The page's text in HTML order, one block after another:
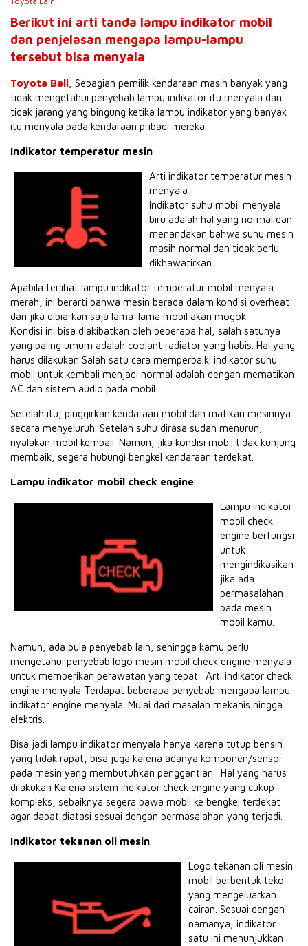
Berikut ini arti tanda lampu indikator mobil
dan penjelasan mengapa lampu-lampu
tersebut bisa menyala
Toyota Bali , Sebagian pemilik kendaraan masih banyak yang
tidak mengetahui penyebab lampu indikator itu menyala dan
tidak jarang yang bingung ketika lampu indikator yang banyak
itu menyala pada kendaraan pribadi mereka.
Indikator temperatur mesin
Arti indikator temperatur mesin
menyala
Indikator suhu mobil menyala
biru adalah hal yang normal dan
menandakan bahwa suhu mesin
masih normal dan tidak perlu
dikhawatirkan.
Apabila terlihat lampu indikator temperatur mobil menyala
merah, ini berarti bahwa mesin berada dalam kondisi overheat
dan jika dibiarkan saja lama-lama mobil akan mogok.
Kondisi ini bisa diakibatkan oleh beberapa hal, salah satunya
yang paling umum adalah coolant radiator yang habis. Hal yang
harus dilakukan Salah satu cara memperbaiki indikator suhu
mobil untuk kembali menjadi normal adalah dengan mematikan
AC dan sistem audio pada mobil.
Setelah itu, pinggirkan kendaraan mobil dan matikan mesinnya
secara menyeluruh. Setelah suhu dirasa sudah menurun,
nyalakan mobil kembali. Namun, jika kondisi mobil tidak kunjung
membaik, segera hubungi bengkel kendaraan terdekat.
Lampu indikator mobil check engine
Lampu indikator
mobil check
engine berfungsi
untuk
mengindikasikan
jika ada
permasalahan
pada mesin
mobil kamu.
Namun, ada pula penyebab lain, sehingga kamu perlu
mengetahui penyebab logo mesin mobil check engine menyala
untuk memberikan perawatan yang tepat. Arti indikator check
engine menyala Terdapat beberapa penyebab mengapa lampu
indikator engine menyala. Mulai dari masalah mekanis hingga
elektris.
Bisa jadi lampu indikator menyala hanya karena tutup bensin
yang tidak rapat, bisa juga karena adanya komponen/sensor
pada mesin yang membutuhkan penggantian. Hal yang harus
dilakukan Karena sistem indikator check engine yang cukup
kompleks, sebaiknya segera bawa mobil ke bengkel terdekat
agar dapat diatasi sesuai dengan permasalahan yang terjadi.
Indikator tekanan oli mesin
Logo tekanan oli mesin
mobil berbentuk teko
yang mengeluarkan
cairan. Sesuai dengan
namanya, indikator
satu ini menunjukkan